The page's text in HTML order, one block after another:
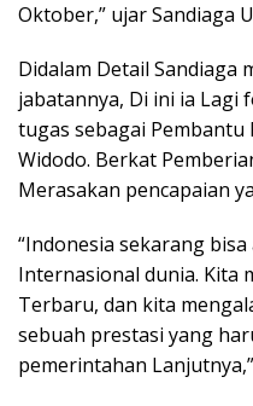
Oktober,” ujar Sandiaga
Didalam Detail Sandiaga
jabatannya, Di ini ia Lagi
tugas sebagai Pembantu
Widodo. Berkat
Merasakan pencapaian
“Indonesia sekarang
Internasional dunia. Kita
Terbaru, dan kita
sebuah prestasi yang
pemerintahan